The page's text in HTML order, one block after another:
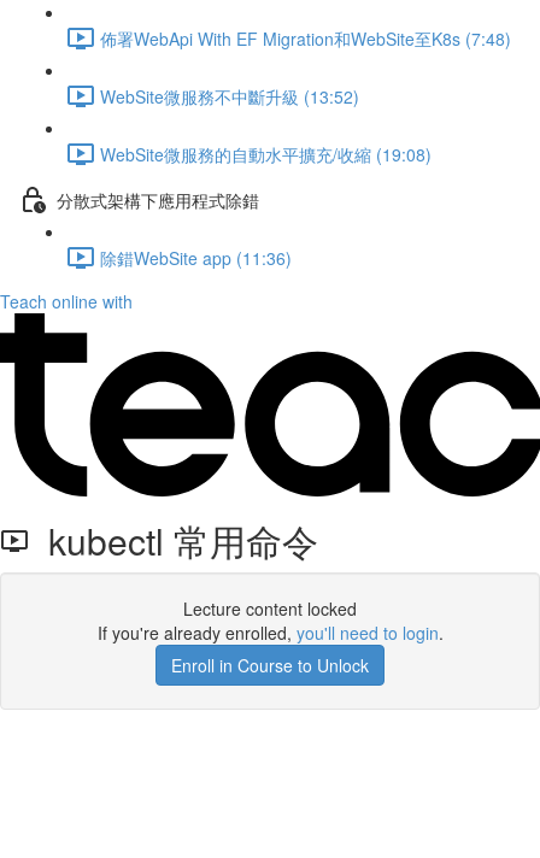
佈署WebApi With EF Migration和WebSite至K8s (7:48)
WebSite微服務不中斷升級 (13:52)
WebSite微服務的自動水平擴充/收縮 (19:08)
分散式架構下應用程式除錯
除錯WebSite app (11:36)
Teach online with
kubectl 常用命令
Lecture content locked
If you're already enrolled, you'll need to login.
Enroll in Course to Unlock